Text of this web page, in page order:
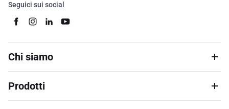
Seguici sui social
Chi siamo
Prodotti